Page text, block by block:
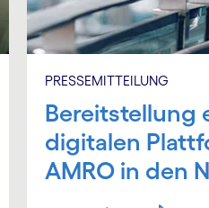
PRESSEMITTEILUNG
Bereitstellung
digitalen
AMRO in den